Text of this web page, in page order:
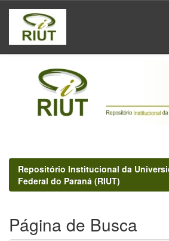
Skip
navigation
Repositório Institucional da
Federal do Paraná (RIUT)
Página de Busca